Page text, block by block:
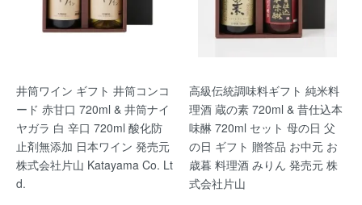
井筒ワイン ギフト 井筒コンコ
ード 赤甘口 720ml & 井筒ナイ
ヤガラ 白 辛口 720ml 酸化防
止剤無添加 日本ワイン 発売元
株式会社片山 Katayama Co. Lt
d.
高級伝統調味料ギフト 純米料
理酒 蔵の素 720ml & 昔仕込本
味醂 720ml セット 母の日 父
の日 ギフト 贈答品 お中元 お
歳暮 料理酒 みりん 発売元 株
式会社片山